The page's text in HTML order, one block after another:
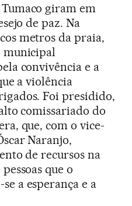
Tumaco giram em
de paz. Na
metros da praia,
municipal
convivência e a
a violência
Foi presidido,
comissariado do
que, com o vice-
Naranjo,
de recursos na
que o
a esperança e a